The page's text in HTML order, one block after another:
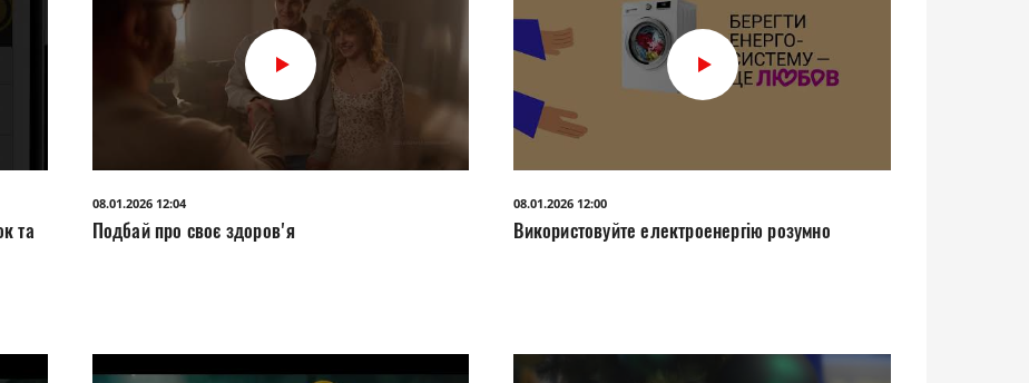
та
08.01.2026 12:04
Подбай про своє здоров'я
08.01.2026 12:00
Використовуйте електроенергію розумно